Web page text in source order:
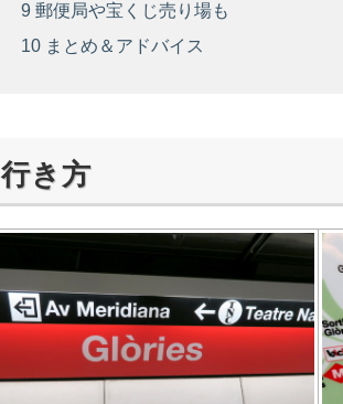
9 郵便局や宝くじ売り場も
10 まとめ＆アドバイス
行き方